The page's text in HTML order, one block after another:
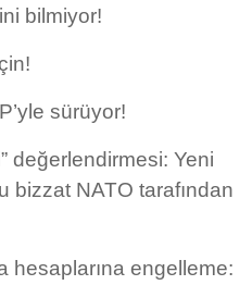
bilmiyor!
sürüyor!
değerlendirmesi: Yeni
bizzat NATO tarafından
hesaplarına engelleme: